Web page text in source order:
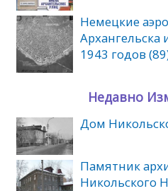
Немецкие
Архангельска
1943 годов
Недавно
Дом
Памятник
Никольского